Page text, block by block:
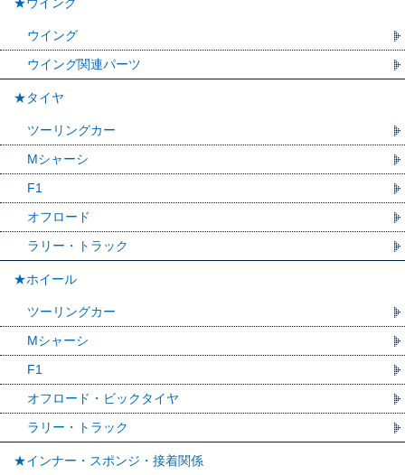
ウイング
ウイング関連パーツ
★タイヤ
ツーリングカー
Mシャーシ
F1
オフロード
ラリー・トラック
★ホイール
ツーリングカー
Mシャーシ
F1
オフロード・ビックタイヤ
ラリー・トラック
★インナー・スポンジ・接着関係